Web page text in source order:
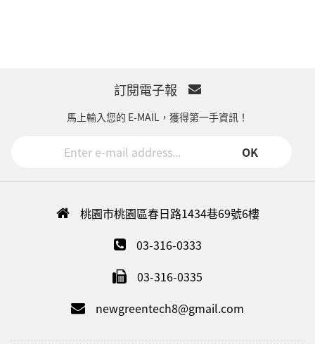
訂閱電子報
馬上輸入您的 E-MAIL，獲得第一手資訊！
OK
桃園市桃園區春日路1434巷69號6樓
03-316-0333
03-316-0335
newgreentech8@gmail.com